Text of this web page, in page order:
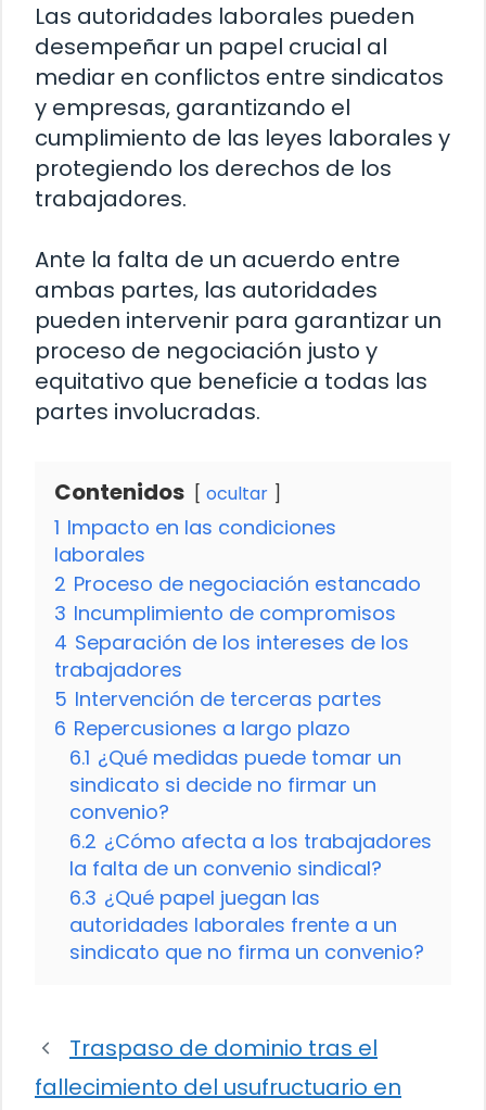
Las autoridades laborales pueden
desempeñar un papel crucial al
mediar en conflictos entre sindicatos
y empresas, garantizando el
cumplimiento de las leyes laborales y
protegiendo los derechos de los
trabajadores.
Ante la falta de un acuerdo entre
ambas partes, las autoridades
pueden intervenir para garantizar un
proceso de negociación justo y
equitativo que beneficie a todas las
partes involucradas.
Contenidos ocultar
1 Impacto en las condiciones
laborales
2 Proceso de negociación estancado
3 Incumplimiento de compromisos
4 Separación de los intereses de los
trabajadores
5 Intervención de terceras partes
6 Repercusiones a largo plazo
6.1 ¿Qué medidas puede tomar un
sindicato si decide no firmar un
convenio?
6.2 ¿Cómo afecta a los trabajadores
la falta de un convenio sindical?
6.3 ¿Qué papel juegan las
autoridades laborales frente a un
sindicato que no firma un convenio?
Traspaso de dominio tras el
fallecimiento del usufructuario en